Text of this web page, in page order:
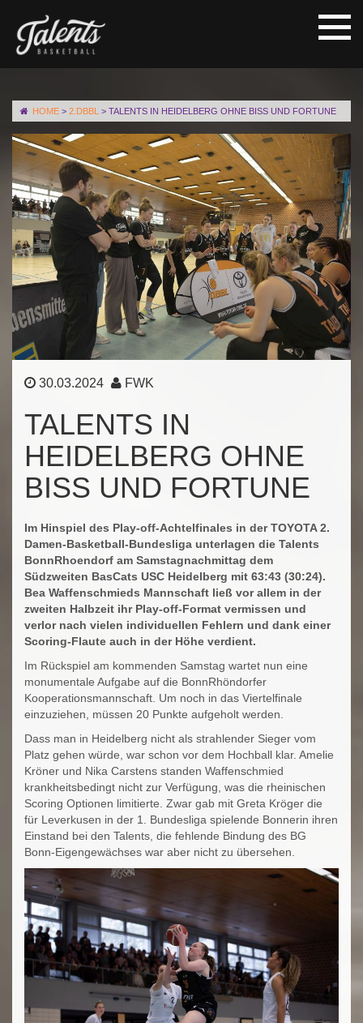
HOME > 2.DBBL > TALENTS IN HEIDELBERG OHNE BISS UND FORTUNE
30.03.2024 FWK
TALENTS IN
HEIDELBERG OHNE
BISS UND FORTUNE
Im Hinspiel des Play-off-Achtelfinales in der TOYOTA 2.
Damen-Basketball-Bundesliga unterlagen die Talents
BonnRhoendorf am Samstagnachmittag dem
Südzweiten BasCats USC Heidelberg mit 63:43 (30:24).
Bea Waffenschmieds Mannschaft ließ vor allem in der
zweiten Halbzeit ihr Play-off-Format vermissen und
verlor nach vielen individuellen Fehlern und dank einer
Scoring-Flaute auch in der Höhe verdient.
Im Rückspiel am kommenden Samstag wartet nun eine
monumentale Aufgabe auf die BonnRhöndorfer
Kooperationsmannschaft. Um noch in das Viertelfinale
einzuziehen, müssen 20 Punkte aufgeholt werden.
Dass man in Heidelberg nicht als strahlender Sieger vom
Platz gehen würde, war schon vor dem Hochball klar. Amelie
Kröner und Nika Carstens standen Waffenschmied
krankheitsbedingt nicht zur Verfügung, was die rheinischen
Scoring Optionen limitierte. Zwar gab mit Greta Kröger die
für Leverkusen in der 1. Bundesliga spielende Bonnerin ihren
Einstand bei den Talents, die fehlende Bindung des BG
Bonn-Eigengewächses war aber nicht zu übersehen.